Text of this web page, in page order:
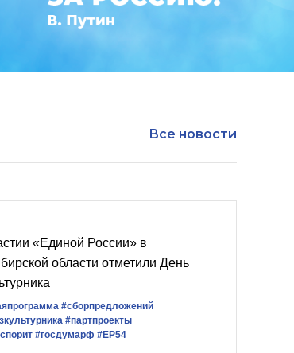
Все новости
«Единой России» в
области отметили День
#сборпредложений
#партпроекты
#госдумарф #ЕР54